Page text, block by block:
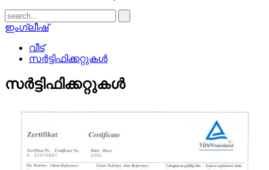
ഇംഗ്ലീഷ്
വീട്
സർട്ടിഫിക്കറ്റുകൾ
സർട്ടിഫിക്കറ്റുകൾ